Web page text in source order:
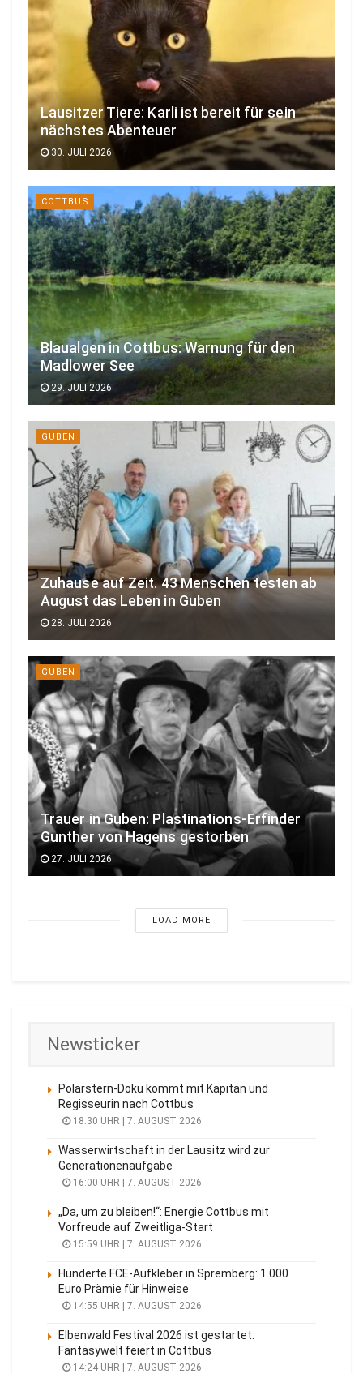
Lausitzer Tiere: Karli ist bereit für sein
nächstes Abenteuer
30. JULI 2026
COTTBUS
Blaualgen in Cottbus: Warnung für den
Madlower See
29. JULI 2026
GUBEN
Zuhause auf Zeit. 43 Menschen testen ab
August das Leben in Guben
28. JULI 2026
GUBEN
Trauer in Guben: Plastinations-Erfinder
Gunther von Hagens gestorben
27. JULI 2026
LOAD MORE
Newsticker
Polarstern-Doku kommt mit Kapitän und
Regisseurin nach Cottbus
18:30 UHR | 7. AUGUST 2026
Wasserwirtschaft in der Lausitz wird zur
Generationenaufgabe
16:00 UHR | 7. AUGUST 2026
„Da, um zu bleiben!“: Energie Cottbus mit
Vorfreude auf Zweitliga-Start
15:59 UHR | 7. AUGUST 2026
Hunderte FCE-Aufkleber in Spremberg: 1.000
Euro Prämie für Hinweise
14:55 UHR | 7. AUGUST 2026
Elbenwald Festival 2026 ist gestartet:
Fantasywelt feiert in Cottbus
14:24 UHR | 7. AUGUST 2026